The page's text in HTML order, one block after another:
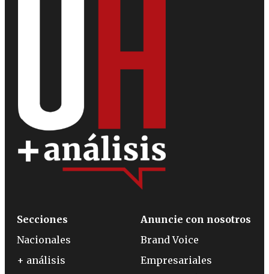
Secciones
Nacionales
+ análisis
Anuncie con nosotros
Brand Voice
Empresariales